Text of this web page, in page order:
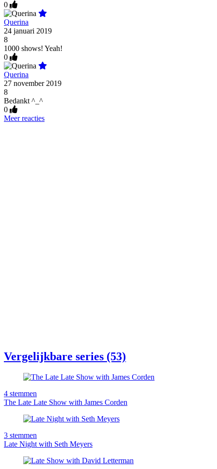
0
Querina
24 januari 2019
8
1000 shows! Yeah!
0
Querina
27 november 2019
8
Bedankt ^_^
0
Meer reacties
Vergelijkbare series (53)
4 stemmen
The Late Late Show with James Corden
3 stemmen
Late Night with Seth Meyers